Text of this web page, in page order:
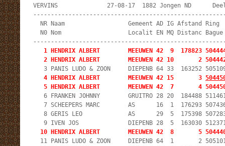
VERVINS              27-08-17  1882 Jongen ND
NR Naam                  Gemeent AD IG
N0 Nom                   Localit EN MQ
1 HENDRIX ALBERT        MEEUWEN 42  9
2 HENDRIX ALBERT        MEEUWEN 42 10       2
   4 HENDRIX ALBERT        MEEUWEN 42 15       3
5 HENDRIX ALBERT        MEEUWEN 42  7       4
6 FRANKEN JOHNNY        GRUITRO 28 20
7 SCHEEPERS MARC        AS      16  1
8 GERIS LEO             AS      29  5
10 HENDRIX ALBERT        MEEUWEN 42  8       5
11 PANIS LUDO & ZOON     DIEPENB 64  1